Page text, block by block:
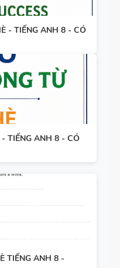
- TIẾNG ANH 8 - CÓ
TIẾNG ANH 8 - CÓ
TIẾNG ANH 8 -